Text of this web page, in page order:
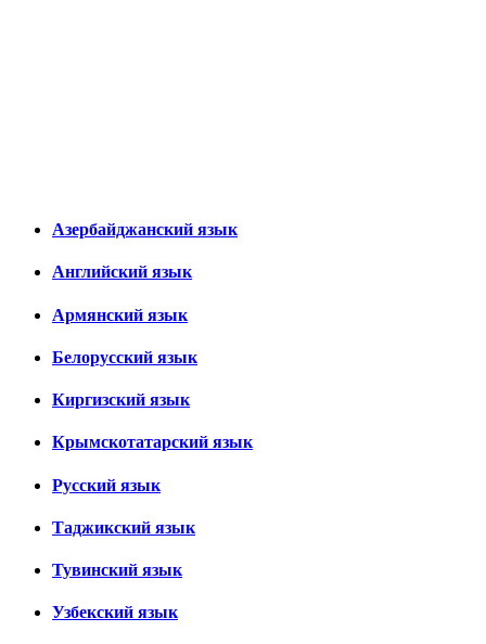
Азербайджанский язык
Английский язык
Армянский язык
Белорусский язык
Киргизский язык
Крымскотатарский язык
Русский язык
Таджикский язык
Тувинский язык
Узбекский язык